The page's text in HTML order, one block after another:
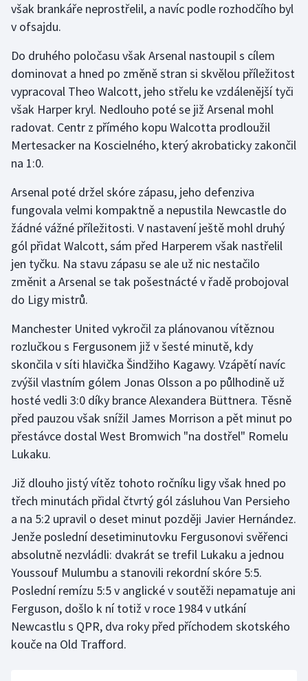
Moderní pětiboj
Motorsport
Olympijské hry
Parasport
Plavání
Plážový volejbal
Ragby
Rychlobruslení
Rychlostní kanoistika
Sportovní střelba
Stolní tenis
Triatlon
Veslování
Vodní slalom
Volejbal
Ostatní
však brankáře neprostřelil, a navíc podle rozhodčího byl
v ofsajdu.
Do druhého poločasu však Arsenal nastoupil s cílem
dominovat a hned po změně stran si skvělou příležitost
vypracoval Theo Walcott, jeho střelu ke vzdálenější tyči
však Harper kryl. Nedlouho poté se již Arsenal mohl
radovat. Centr z přímého kopu Walcotta prodloužil
Mertesacker na Koscielného, který akrobaticky zakončil
na 1:0.
Arsenal poté držel skóre zápasu, jeho defenziva
fungovala velmi kompaktně a nepustila Newcastle do
žádné vážné příležitosti. V nastavení ještě mohl druhý
gól přidat Walcott, sám před Harperem však nastřelil
jen tyčku. Na stavu zápasu se ale už nic nestačilo
změnit a Arsenal se tak pošestnácté v řadě probojoval
do Ligy mistrů.
Manchester United vykročil za plánovanou vítěznou
rozlučkou s Fergusonem již v šesté minutě, kdy
skončila v síti hlavička Šindžiho Kagawy. Vzápětí navíc
zvýšil vlastním gólem Jonas Olsson a po půlhodině už
hosté vedli 3:0 díky brance Alexandera Büttnera. Těsně
před pauzou však snížil James Morrison a pět minut po
přestávce dostal West Bromwich "na dostřel" Romelu
Lukaku.
Již dlouho jistý vítěz tohoto ročníku ligy však hned po
třech minutách přidal čtvrtý gól zásluhou Van Persieho
a na 5:2 upravil o deset minut později Javier Hernández.
Jenže poslední desetiminutovku Fergusonovi svěřenci
absolutně nezvládli: dvakrát se trefil Lukaku a jednou
Youssouf Mulumbu a stanovili rekordní skóre 5:5.
Poslední remízu 5:5 v anglické v soutěži nepamatuje ani
Ferguson, došlo k ní totiž v roce 1984 v utkání
Newcastlu s QPR, dva roky před příchodem skotského
kouče na Old Trafford.